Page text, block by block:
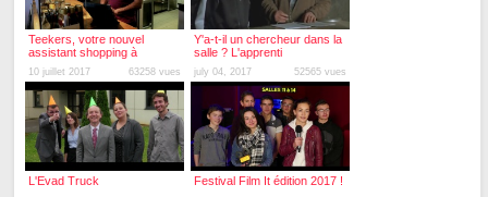
Teekers, votre nouvel
assistant shopping à
Besançon !
10 juillet 2017 63258 vues
Y'a-t-il un chercheur dans la
salle ? L'apprenti
july 04, 2017 52565 vues
L'Evad Truck Festival Film It édition 2017 !